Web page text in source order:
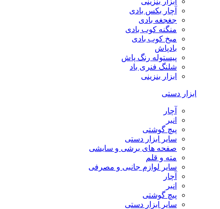
آچار بکس بادی
جغجغه بادی
منگنه کوب بادی
میخ کوب بادی
بادپاش
پیستوله رنگ پاش
شلنگ فنری باد
ابزار بنزینی
ابزار دستی
آچار
انبر
پیچ گوشتی
سایر ابزار دستی
صفحه های برشی و سایشی
مته و قلم
سایر لوازم جانبی و مصرفی
آچار
انبر
پیچ گوشتی
سایر ابزار دستی